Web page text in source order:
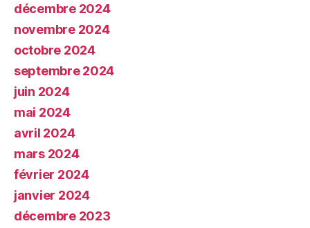
décembre 2024
novembre 2024
octobre 2024
septembre 2024
juin 2024
mai 2024
avril 2024
mars 2024
février 2024
janvier 2024
décembre 2023